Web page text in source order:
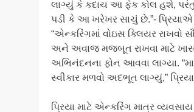
લાગ્યું કે કદાચ આ ફેક કોલ હશે,
પડી કે આ ખરેખર સાચું છે.”- પ્રિયાએ
“એન્કરિંગમાં વોઇસ ક્લિયર
અને અવાજ મજબૂત રાખવા માટે
અભિનંદનના ફોન આવવા લાગ્યા.
સ્વીકાર મળવો અદભૂત લાગ્યું,”
પ્રિયા માટે એન્કરિંગ માત્ર